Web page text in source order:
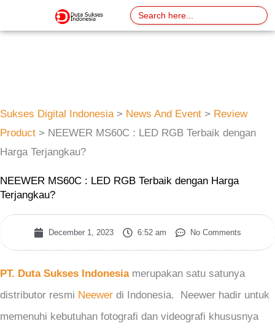
to
Search
for:
Sukses Digital Indonesia> News And Event > Review
Product > NEEWER MS60C : LED RGB Terbaik dengan
Harga Terjangkau?
NEEWER MS60C : LED RGB Terbaik dengan Harga
Terjangkau?
December 1, 2023 6:52 am No Comments
PT. Duta Sukses Indonesiamerupakan satu satunya
distributor resmi Neewer di Indonesia. Neewer hadir untuk
memenuhi kebutuhan fotografi dan videografi khususnya